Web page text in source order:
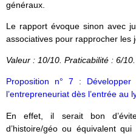
généraux.
Le rapport évoque sinon avec
associatives pour rapprocher les
Valeur : 10/10. Praticabilité : 6/10.
Proposition n° 7 :
l’entrepreneuriat dès l’entrée au
En effet, il serait bon
d’histoire/géo ou équivalent